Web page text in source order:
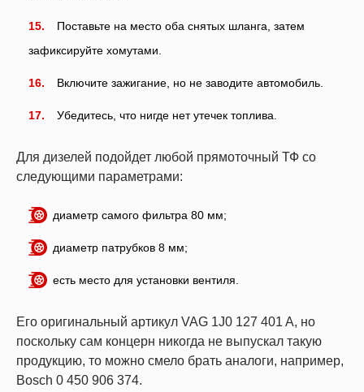
Поставьте на место оба снятых шланга, затем
зафиксируйте хомутами.
Включите зажигание, но не заводите автомобиль.
Убедитесь, что нигде нет утечек топлива.
Для дизелей подойдет любой прямоточный ТФ со
следующими параметрами:
диаметр самого фильтра 80 мм;
диаметр патрубков 8 мм;
есть место для установки вентиля.
Его оригинальный артикул VAG 1J0 127 401 A, но
поскольку сам концерн никогда не выпускал такую
продукцию, то можно смело брать аналоги, например,
Bosch 0 450 906 374.